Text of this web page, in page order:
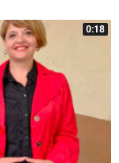
0:18